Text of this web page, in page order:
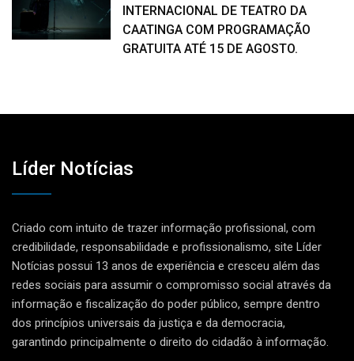
INTERNACIONAL DE TEATRO DA
CAATINGA COM PROGRAMAÇÃO
GRATUITA ATÉ 15 DE AGOSTO.
Líder Notícias
Criado com intuito de trazer informação profissional, com
credibilidade, responsabilidade e profissionalismo, site Líder
Notícias possui 13 anos de experiência e cresceu além das
redes sociais para assumir o compromisso social através da
informação e fiscalização do poder público, sempre dentro
dos princípios universais da justiça e da democracia,
garantindo principalmente o direito do cidadão à informação.